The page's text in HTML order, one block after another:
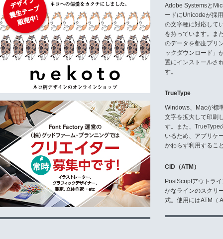
第2条 モトヤフォントに関する権
モトヤフォントの著作権,無体財
お客様は,使用することができる
第3条 コピーの禁止
お客様が,モトヤフォントの全部
第4条 第三者への譲渡
お客様が,第1条第1項で指定し
約と同旨の契約を締結して,本使
第5条 保証と責任
1.弊社は,モトヤフォントが他の
2.弊社は,モトヤフォントがお客
3.弊社は,モトヤフォントについ
4.弊社は,モトヤフォントの使用
る損害についても責任を負いませ
第6条 契約の解除
お客様が本契約に違反した場合,
解除と同時に,お客様は,弊社の
製造・販売元
株式会社 モトヤ
Adobe Systemsと
ードにUnicodeが採
の文字種に対応して
を持っています。ま
のデータを都度プリ
ックダウンロード」
置にインストールさ
す。
TrueType
Windows、Macが標
文字を拡大して印刷
す。また、TrueType
いるため、アプリケ
かわらず利用するこ
CID（ATM）
PostScriptアウトラ
かなラインのスクリ
式。使用にはATM（